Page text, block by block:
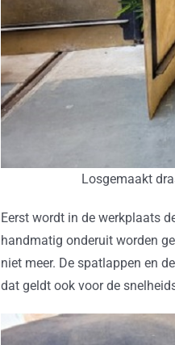
Losgemaakt
Eerst wordt in de werkplaats
handmatig onderuit worden
niet meer. De spatlappen en
dat geldt ook voor de